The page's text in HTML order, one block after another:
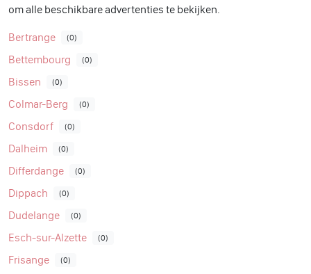
om alle beschikbare advertenties te bekijken.
Bertrange (0)
Bettembourg (0)
Bissen (0)
Colmar-Berg (0)
Consdorf (0)
Dalheim (0)
Differdange (0)
Dippach (0)
Dudelange (0)
Esch-sur-Alzette (0)
Frisange (0)